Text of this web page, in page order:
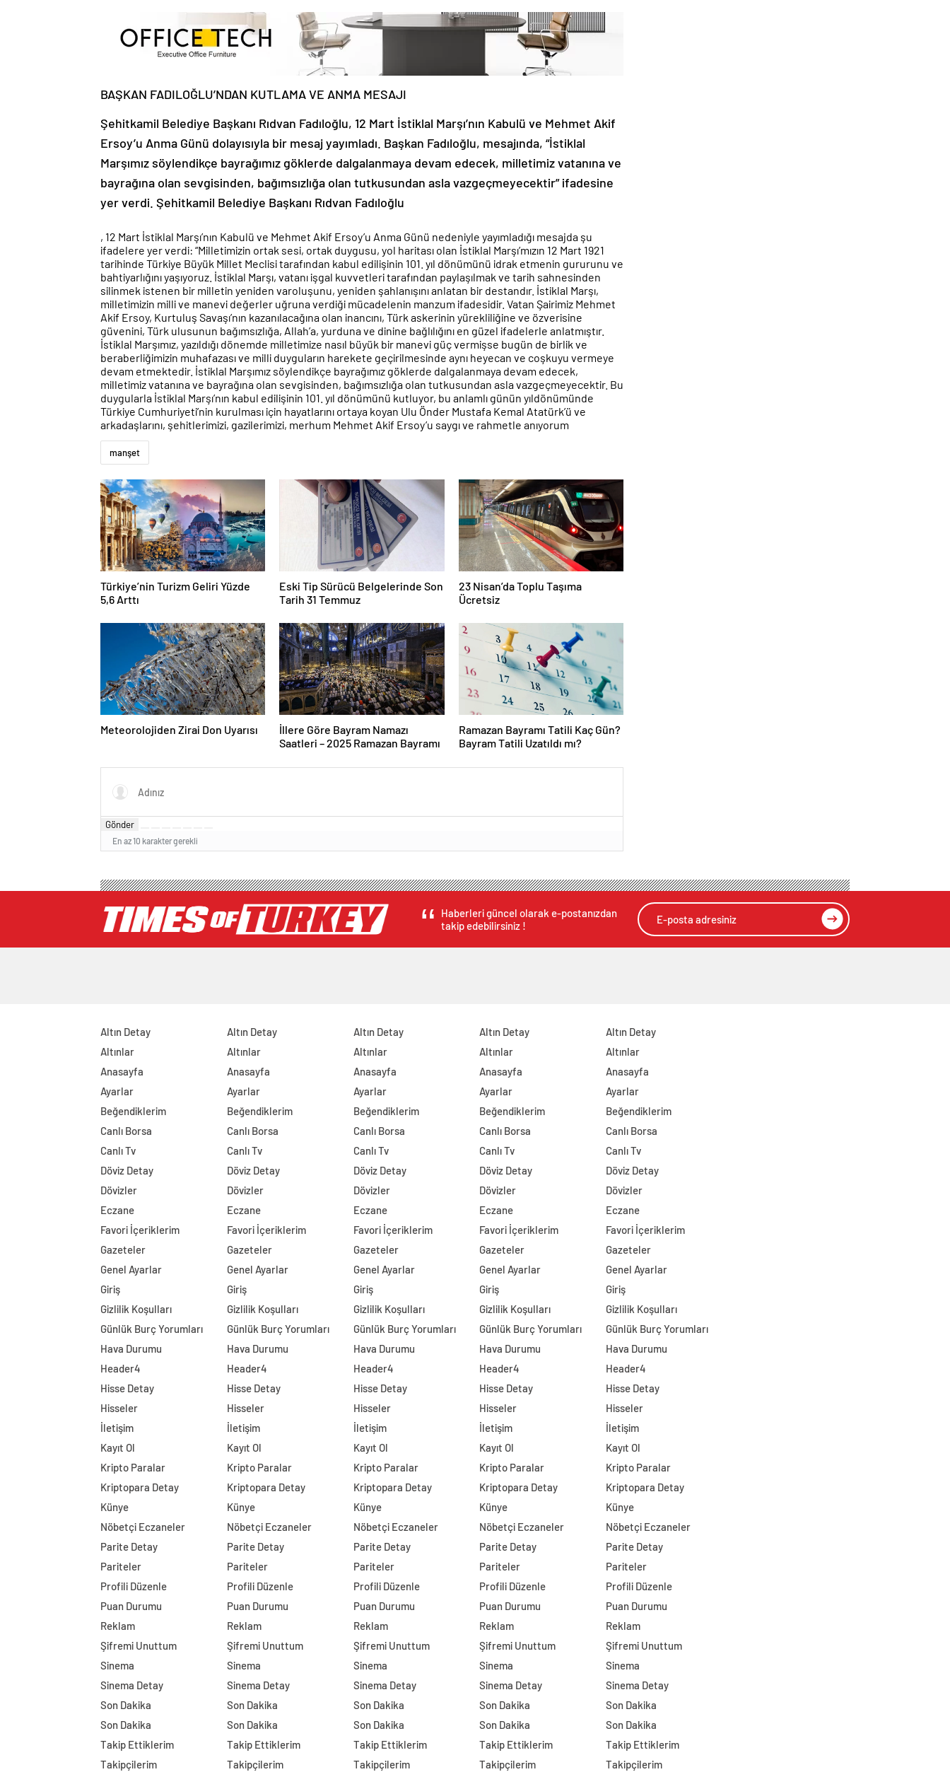
BAŞKAN FADILOĞLU’NDAN KUTLAMA VE ANMA MESAJI
Şehitkamil Belediye Başkanı Rıdvan Fadıloğlu, 12 Mart İstiklal Marşı’nın Kabulü ve Mehmet Akif
Ersoy’u Anma Günü dolayısıyla bir mesaj yayımladı. Başkan Fadıloğlu, mesajında, “İstiklal
Marşımız söylendikçe bayrağımız göklerde dalgalanmaya devam edecek, milletimiz vatanına ve
bayrağına olan sevgisinden, bağımsızlığa olan tutkusundan asla vazgeçmeyecektir” ifadesine
yer verdi. Şehitkamil Belediye Başkanı Rıdvan Fadıloğlu
Prix:
Achat
en
Ligne
Sans
Ordonnance
, 12 Mart İstiklal Marşı’nın Kabulü ve Mehmet Akif Ersoy’u Anma Günü nedeniyle yayımladığı mesajda şu
ifadelere yer verdi: “Milletimizin ortak sesi, ortak duygusu, yol haritası olan İstiklal Marşı’mızın 12 Mart 1921
tarihinde Türkiye Büyük Millet Meclisi tarafından kabul edilişinin 101. yıl dönümünü idrak etmenin gururunu ve
bahtiyarlığını yaşıyoruz. İstiklal Marşı, vatanı işgal kuvvetleri tarafından paylaşılmak ve tarih sahnesinden
silinmek istenen bir milletin yeniden varoluşunu, yeniden şahlanışını anlatan bir destandır. İstiklal Marşı,
milletimizin milli ve manevi değerler uğruna verdiği mücadelenin manzum ifadesidir. Vatan Şairimiz Mehmet
Akif Ersoy, Kurtuluş Savaşı’nın kazanılacağına olan inancını, Türk askerinin yürekliliğine ve özverisine
güvenini, Türk ulusunun bağımsızlığa, Allah’a, yurduna ve dinine bağlılığını en güzel ifadelerle anlatmıştır.
İstiklal Marşımız, yazıldığı dönemde milletimize nasıl büyük bir manevi güç vermişse bugün de birlik ve
beraberliğimizin muhafazası ve milli duyguların harekete geçirilmesinde aynı heyecan ve coşkuyu vermeye
devam etmektedir. İstiklal Marşımız söylendikçe bayrağımız göklerde dalgalanmaya devam edecek,
milletimiz vatanına ve bayrağına olan sevgisinden, bağımsızlığa olan tutkusundan asla vazgeçmeyecektir. Bu
duygularla İstiklal Marşı’nın kabul edilişinin 101. yıl dönümünü kutluyor, bu anlamlı günün yıldönümünde
Türkiye Cumhuriyeti’nin kurulması için hayatlarını ortaya koyan Ulu Önder Mustafa Kemal Atatürk’ü ve
arkadaşlarını, şehitlerimizi, gazilerimizi, merhum Mehmet Akif Ersoy’u saygı ve rahmetle anıyorum
manşet
Türkiye’nin Turizm Geliri Yüzde
5,6 Arttı
Eski Tip Sürücü Belgelerinde Son
Tarih 31 Temmuz
23 Nisan’da Toplu Taşıma
Ücretsiz
Meteorolojiden Zirai Don Uyarısı
İllere Göre Bayram Namazı
Saatleri – 2025 Ramazan Bayramı
Ramazan Bayramı Tatili Kaç Gün?
Bayram Tatili Uzatıldı mı?
Gönder
En az 10 karakter gerekli
Haberleri güncel olarak e-postanızdan
takip edebilirsiniz !
Altın Detay
Altınlar
Anasayfa
Ayarlar
Beğendiklerim
Canlı Borsa
Canlı Tv
Döviz Detay
Dövizler
Eczane
Favori İçeriklerim
Gazeteler
Genel Ayarlar
Giriş
Gizlilik Koşulları
Günlük Burç Yorumları
Hava Durumu
Header4
Hisse Detay
Hisseler
İletişim
Kayıt Ol
Kripto Paralar
Kriptopara Detay
Künye
Nöbetçi Eczaneler
Parite Detay
Pariteler
Profili Düzenle
Puan Durumu
Reklam
Şifremi Unuttum
Sinema
Sinema Detay
Son Dakika
Son Dakika
Takip Ettiklerim
Takipçilerim
Altın Detay
Altınlar
Anasayfa
Ayarlar
Beğendiklerim
Canlı Borsa
Canlı Tv
Döviz Detay
Dövizler
Eczane
Favori İçeriklerim
Gazeteler
Genel Ayarlar
Giriş
Gizlilik Koşulları
Günlük Burç Yorumları
Hava Durumu
Header4
Hisse Detay
Hisseler
İletişim
Kayıt Ol
Kripto Paralar
Kriptopara Detay
Künye
Nöbetçi Eczaneler
Parite Detay
Pariteler
Profili Düzenle
Puan Durumu
Reklam
Şifremi Unuttum
Sinema
Sinema Detay
Son Dakika
Son Dakika
Takip Ettiklerim
Takipçilerim
Altın Detay
Altınlar
Anasayfa
Ayarlar
Beğendiklerim
Canlı Borsa
Canlı Tv
Döviz Detay
Dövizler
Eczane
Favori İçeriklerim
Gazeteler
Genel Ayarlar
Giriş
Gizlilik Koşulları
Günlük Burç Yorumları
Hava Durumu
Header4
Hisse Detay
Hisseler
İletişim
Kayıt Ol
Kripto Paralar
Kriptopara Detay
Künye
Nöbetçi Eczaneler
Parite Detay
Pariteler
Profili Düzenle
Puan Durumu
Reklam
Şifremi Unuttum
Sinema
Sinema Detay
Son Dakika
Son Dakika
Takip Ettiklerim
Takipçilerim
Altın Detay
Altınlar
Anasayfa
Ayarlar
Beğendiklerim
Canlı Borsa
Canlı Tv
Döviz Detay
Dövizler
Eczane
Favori İçeriklerim
Gazeteler
Genel Ayarlar
Giriş
Gizlilik Koşulları
Günlük Burç Yorumları
Hava Durumu
Header4
Hisse Detay
Hisseler
İletişim
Kayıt Ol
Kripto Paralar
Kriptopara Detay
Künye
Nöbetçi Eczaneler
Parite Detay
Pariteler
Profili Düzenle
Puan Durumu
Reklam
Şifremi Unuttum
Sinema
Sinema Detay
Son Dakika
Son Dakika
Takip Ettiklerim
Takipçilerim
Altın Detay
Altınlar
Anasayfa
Ayarlar
Beğendiklerim
Canlı Borsa
Canlı Tv
Döviz Detay
Dövizler
Eczane
Favori İçeriklerim
Gazeteler
Genel Ayarlar
Giriş
Gizlilik Koşulları
Günlük Burç Yorumları
Hava Durumu
Header4
Hisse Detay
Hisseler
İletişim
Kayıt Ol
Kripto Paralar
Kriptopara Detay
Künye
Nöbetçi Eczaneler
Parite Detay
Pariteler
Profili Düzenle
Puan Durumu
Reklam
Şifremi Unuttum
Sinema
Sinema Detay
Son Dakika
Son Dakika
Takip Ettiklerim
Takipçilerim